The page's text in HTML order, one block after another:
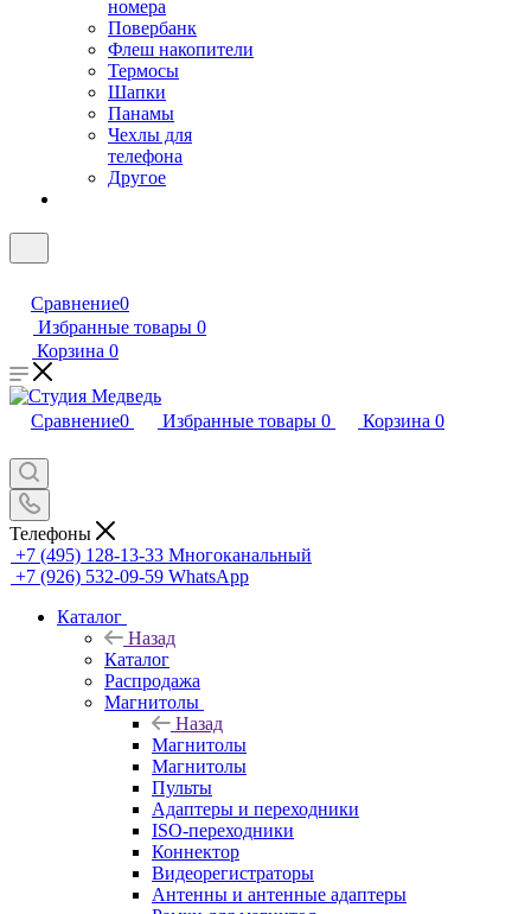
номера
Повербанк
Флеш накопители
Термосы
Шапки
Панамы
Чехлы для
телефона
Другое
Сравнение0
Избранные товары 0
Корзина 0
Сравнение0 Избранные товары 0 Корзина 0
Телефоны
+7 (495) 128-13-33 Многоканальный
+7 (926) 532-09-59 WhatsApp
Каталог
Назад
Каталог
Распродажа
Магнитолы
Назад
Магнитолы
Магнитолы
Пульты
Адаптеры и переходники
ISO-переходники
Коннектор
Видеорегистраторы
Антенны и антенные адаптеры